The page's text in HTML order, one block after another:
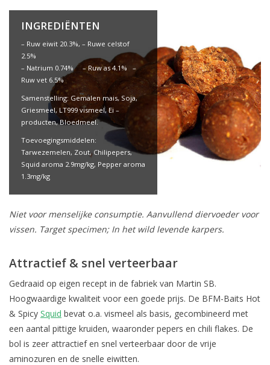
INGREDIËNTEN
– Ruw eiwit 20.3%, – Ruwe celstof
2.5%
– Natrium 0.74% – Ruw as 4.1% –
Ruw vet 6.5%
Samenstelling: Gemalen mais, Soja,
Griesmeel, LT999 vismeel, Ei –
producten, Bloedmeel.
Toevoegingsmiddelen:
Tarwezemelen, Zout, Chilipepers,
Squid aroma 2.9mg/kg, Pepper aroma
1.3mg/kg
Niet voor menselijke consumptie. Aanvullend diervoeder voor
vissen. Target specimen; In het wild levende karpers.
Attractief & snel verteerbaar
Gedraaid op eigen recept in de fabriek van Martin SB.
Hoogwaardige kwaliteit voor een goede prijs. De BFM-Baits Hot
& Spicy Squid bevat o.a. vismeel als basis, gecombineerd met
een aantal pittige kruiden, waaronder pepers en chili flakes. De
bol is zeer attractief en snel verteerbaar door de vrije
aminozuren en de snelle eiwitten.